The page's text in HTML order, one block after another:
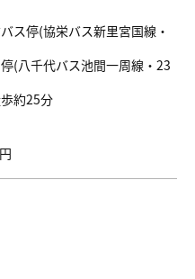
ス停(協栄バス新里宮国線・
(八千代バス池間一周線・23
約25分